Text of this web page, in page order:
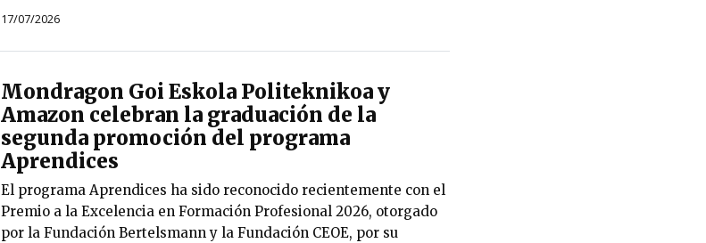
17/07/2026
Mondragon Goi Eskola Politeknikoa y
Amazon celebran la graduación de la
segunda promoción del programa
Aprendices
El programa Aprendices ha sido reconocido recientemente con el
Premio a la Excelencia en Formación Profesional 2026, otorgado
por la Fundación Bertelsmann y la Fundación CEOE, por su